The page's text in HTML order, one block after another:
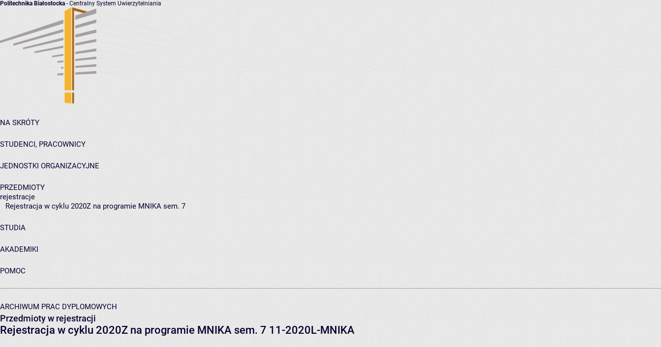
Politechnika Białostocka - Centralny System Uwierzytelniania
NA SKRÓTY
STUDENCI, PRACOWNICY
JEDNOSTKI ORGANIZACYJNE
PRZEDMIOTY
rejestracje
Rejestracja w cyklu 2020Z na programie MNIKA sem. 7
STUDIA
AKADEMIKI
POMOC
ARCHIWUM PRAC DYPLOMOWYCH
Przedmioty w rejestracji
Rejestracja w cyklu 2020Z na programie MNIKA sem. 7 11-2020L-MNIKA